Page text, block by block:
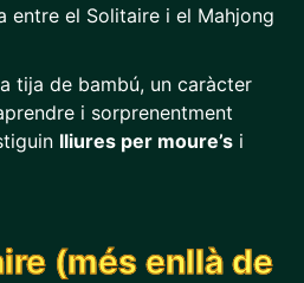
entre el Solitaire i el Mahjong
tija de bambú, un caràcter
i sorprenentment
lliures per moure’s i
(més enllà de